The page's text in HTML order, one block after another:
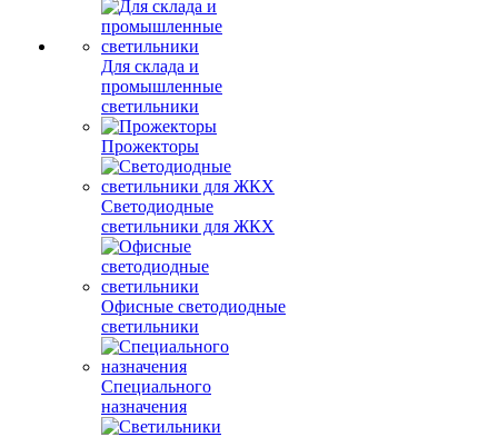
Для склада и
промышленные
светильники
Прожекторы
Светодиодные
светильники для ЖКХ
Офисные светодиодные
светильники
Специального
назначения